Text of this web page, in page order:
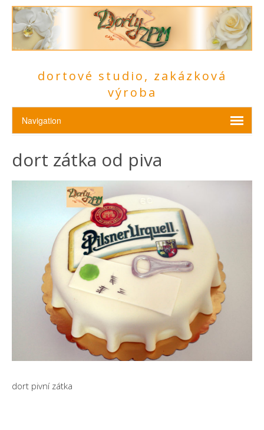
dortové studio, zakázková
výroba
dort zátka od piva
dort pivní zátka